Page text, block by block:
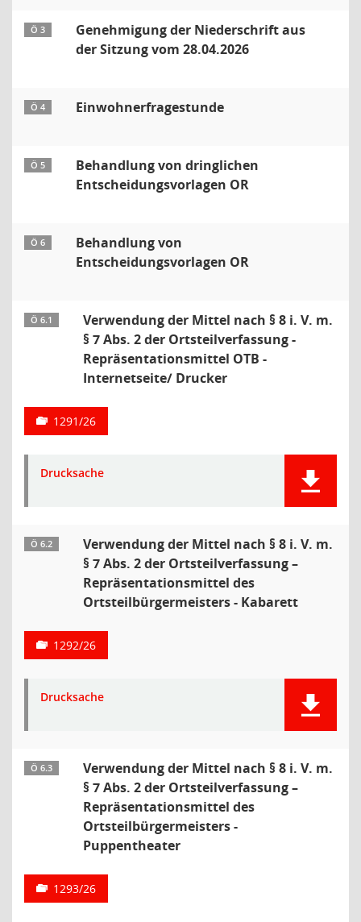
Ö 3
Genehmigung der Niederschrift aus
der Sitzung vom 28.04.2026
Ö 4 Einwohnerfragestunde
Ö 5
Behandlung von dringlichen
Entscheidungsvorlagen OR
Ö 6
Behandlung von
Entscheidungsvorlagen OR
Ö 6.1
Verwendung der Mittel nach § 8 i. V. m.
§ 7 Abs. 2 der Ortsteilverfassung -
Repräsentationsmittel OTB -
Internetseite/ Drucker
1291/26
Drucksache
Ö 6.2
Verwendung der Mittel nach § 8 i. V. m.
§ 7 Abs. 2 der Ortsteilverfassung –
Repräsentationsmittel des
Ortsteilbürgermeisters - Kabarett
1292/26
Drucksache
Ö 6.3
Verwendung der Mittel nach § 8 i. V. m.
§ 7 Abs. 2 der Ortsteilverfassung –
Repräsentationsmittel des
Ortsteilbürgermeisters -
Puppentheater
1293/26